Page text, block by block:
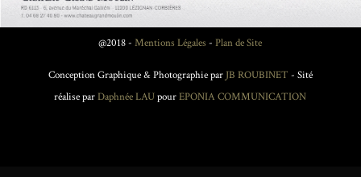
@2018 - Mentions Légales - Plan de Site
Conception Graphique & Photographie par JB ROUBINET - Sité
réalise parDaphnée LAUpourEPONIA COMMUNICATION